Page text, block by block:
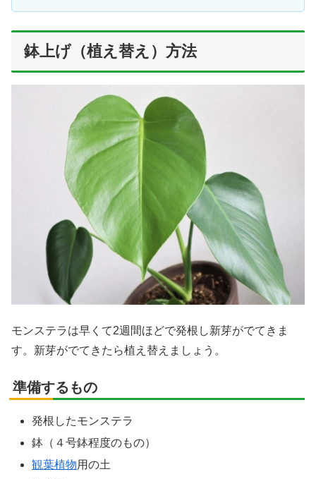
鉢上げ（植え替え）方法
モンステラは早くて2週間ほどで発根し新芽がでてきま
す。新芽がでてきたら植え替えましょう。
準備するもの
発根したモンステラ
鉢（４号鉢程度のもの）
観葉植物用の土